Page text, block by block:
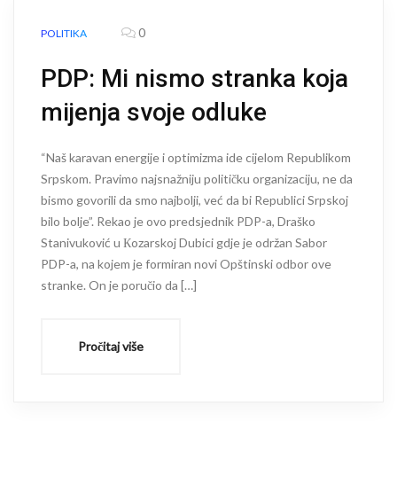
POLITIKA 0
PDP: Mi nismo stranka koja
mijenja svoje odluke
“Naš karavan energije i optimizma ide cijelom Republikom
Srpskom. Pravimo najsnažniju političku organizaciju, ne da
bismo govorili da smo najbolji, već da bi Republici Srpskoj
bilo bolje”. Rekao je ovo predsjednik PDP-a, Draško
Stanivuković u Кozarskoj Dubici gdje je održan Sabor
PDP-a, na kojem je formiran novi Opštinski odbor ove
stranke. On je poručio da […]
Pročitaj više